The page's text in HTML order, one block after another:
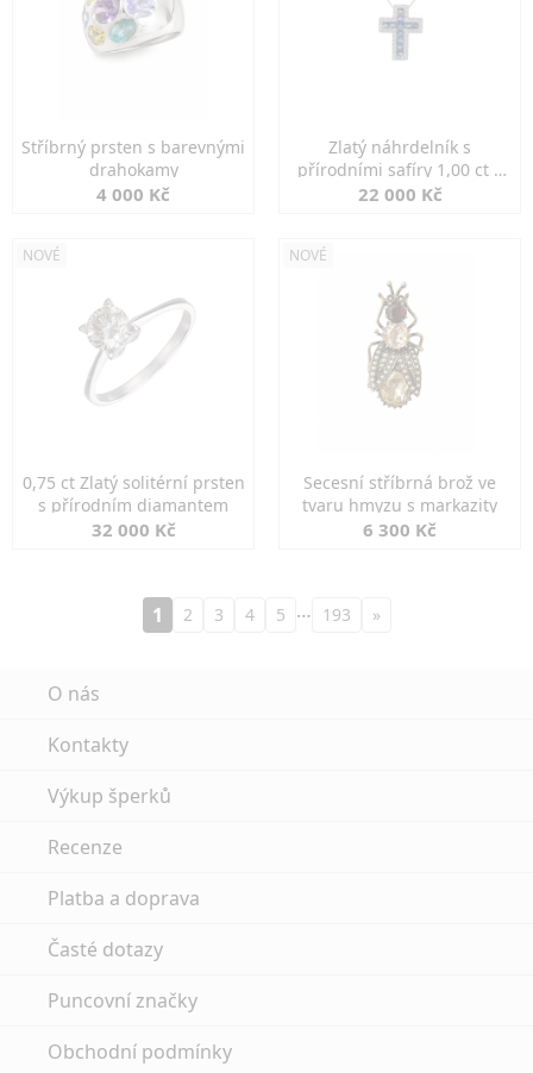
Stříbrný prsten s barevnými
drahokamy
4 000 Kč
Zlatý náhrdelník s
přírodními safíry 1,00 ct a
diamanty
22 000 Kč
NOVÉ
0,75 ct Zlatý solitérní prsten
s přírodním diamantem
32 000 Kč
NOVÉ
Secesní stříbrná brož ve
tvaru hmyzu s markazity
6 300 Kč
1 2 3 4 5 … 193 »
O nás
Kontakty
Výkup šperků
Recenze
Platba a doprava
Časté dotazy
Puncovní značky
Obchodní podmínky